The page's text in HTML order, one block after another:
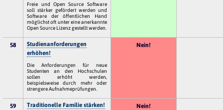
Freie und Open Source Software
soll stärker gefördert werden und
Software der öffentlichen Hand
möglichst oft unter eine anerkannte
Open Source Lizenz gestellt werden.
58
Studienanforderungen
erhöhen!
Die Anforderungen für neue
Studenten an den Hochschulen
sollen erhöht werden,
beispielsweise durch mehr oder
strengere Aufnahmeprüfungen.
Nein!
59 Traditionelle Familie stärken! Nein!